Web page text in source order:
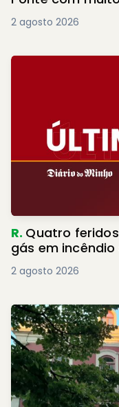
2 agosto 2026
R. Quatro
gás em
2 agosto 2026